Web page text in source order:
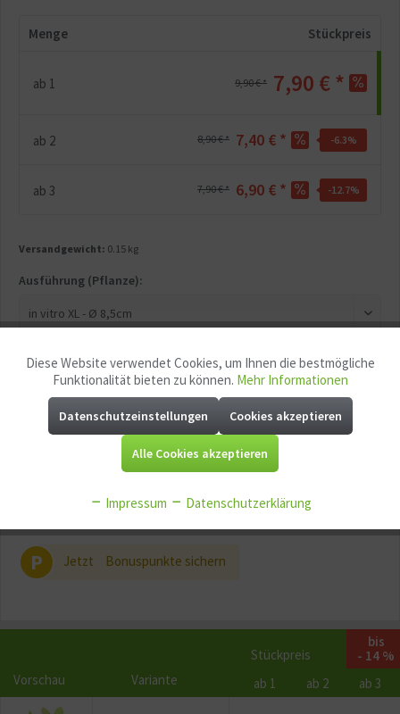
Menge Stückpreis
ab 1 9,90 € * 7,90 € *
ab 2 8,90 € * 7,40 € * -6.3%
ab 3 7,90 € * 6,90 € * -12.7%
Versandgewicht: 0.15 kg
Ausführung (Pflanze):
In denWarenkorb
Merken Fragen zum Artikel?
GG10567
4260522777132
P Jetzt Bonuspunkte sichern
Vorschau Variante
Stückpreis
bis
- 14 %
ab 1
ab 2 ab 3
Funktionale Aktiv
Marketing Aktiv
Service Aktiv
Sonstige
Diese Website verwendet Cookies, um Ihnen die bestmögliche
Funktionalität bieten zu können. Mehr Informationen
Datenschutzeinstellungen Cookies akzeptieren
Alle Cookies akzeptieren
Impressum Datenschutzerklärung